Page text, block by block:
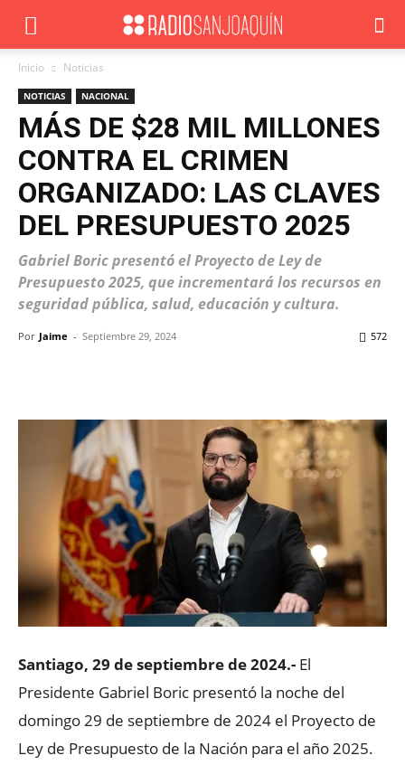
Inicio Noticias
NOTICIAS NACIONAL
MÁS DE $28 MIL MILLONES
CONTRA EL CRIMEN
ORGANIZADO: LAS CLAVES
DEL PRESUPUESTO 2025
Gabriel Boric presentó el Proyecto de Ley de
Presupuesto 2025, que incrementará los recursos en
seguridad pública, salud, educación y cultura.
Por Jaime - Septiembre 29, 2024 572
Santiago, 29 de septiembre de 2024.- El
Presidente Gabriel Boric presentó la noche del
domingo 29 de septiembre de 2024 el Proyecto de
Ley de Presupuesto de la Nación para el año 2025.